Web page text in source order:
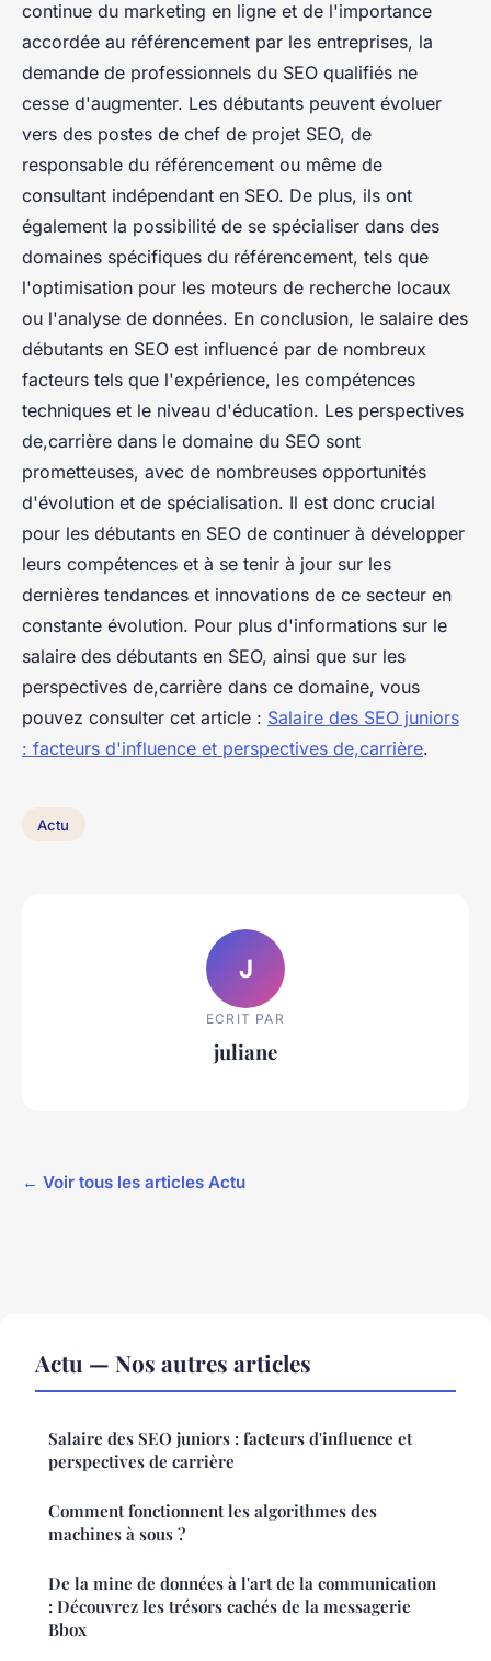
continue du marketing en ligne et de l'importance
accordée au référencement par les entreprises, la
demande de professionnels du SEO qualifiés ne
cesse d'augmenter. Les débutants peuvent évoluer
vers des postes de chef de projet SEO, de
responsable du référencement ou même de
consultant indépendant en SEO. De plus, ils ont
également la possibilité de se spécialiser dans des
domaines spécifiques du référencement, tels que
l'optimisation pour les moteurs de recherche locaux
ou l'analyse de données. En conclusion, le salaire des
débutants en SEO est influencé par de nombreux
facteurs tels que l'expérience, les compétences
techniques et le niveau d'éducation. Les perspectives
de,carrière dans le domaine du SEO sont
prometteuses, avec de nombreuses opportunités
d'évolution et de spécialisation. Il est donc crucial
pour les débutants en SEO de continuer à développer
leurs compétences et à se tenir à jour sur les
dernières tendances et innovations de ce secteur en
constante évolution. Pour plus d'informations sur le
salaire des débutants en SEO, ainsi que sur les
perspectives de,carrière dans ce domaine, vous
pouvez consulter cet article : Salaire des SEO juniors
: facteurs d'influence et perspectives de,carrière.
Actu
J
ECRIT PAR
juliane
← Voir tous les articles Actu
Actu — Nos autres articles
Salaire des SEO juniors : facteurs d'influence et
perspectives de carrière
Comment fonctionnent les algorithmes des
machines à sous ?
De la mine de données à l'art de la communication
: Découvrez les trésors cachés de la messagerie
Bbox